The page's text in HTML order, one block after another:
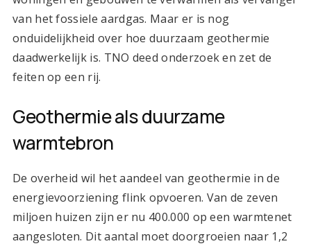
van het fossiele aardgas. Maar er is nog
onduidelijkheid over hoe duurzaam geothermie
daadwerkelijk is. TNO deed onderzoek en zet de
feiten op een rij.
Geothermie als duurzame
warmtebron
De overheid wil het aandeel van geothermie in de
energievoorziening flink opvoeren. Van de zeven
miljoen huizen zijn er nu 400.000 op een warmtenet
aangesloten. Dit aantal moet doorgroeien naar 1,2